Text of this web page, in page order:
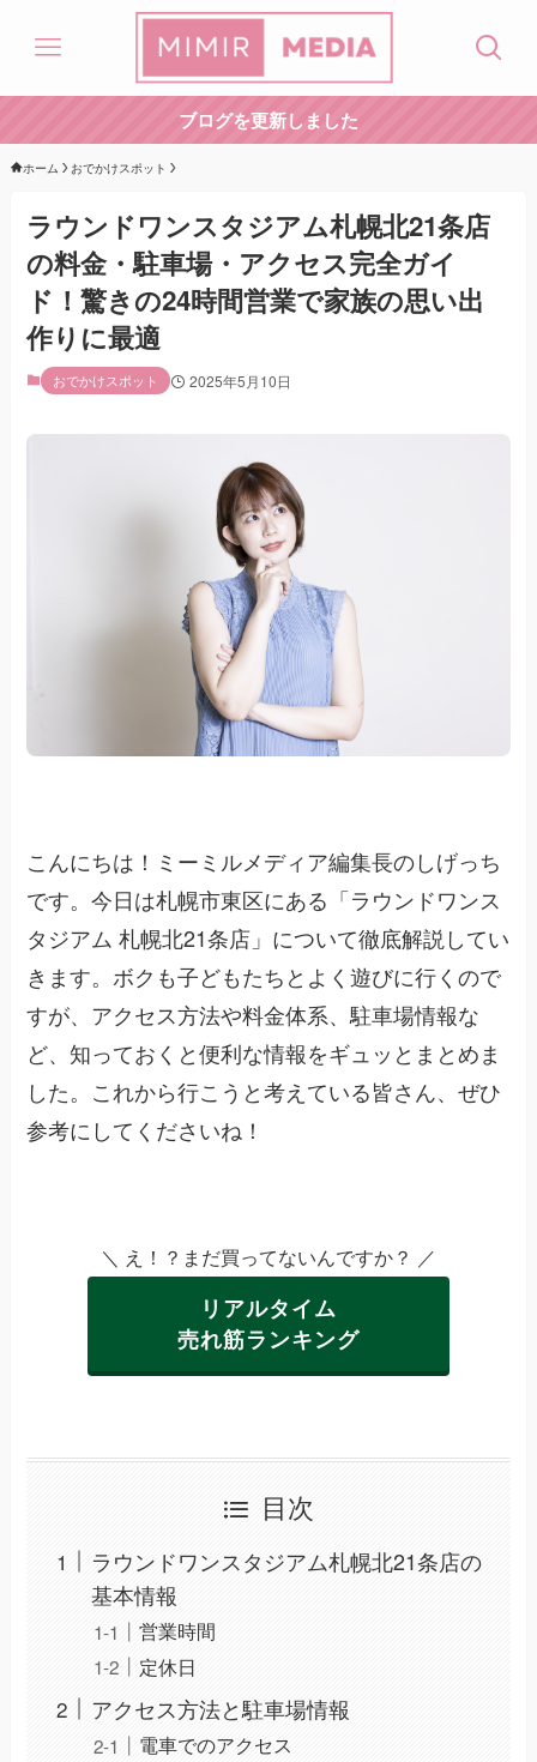
ブログを更新しました
ホーム おでかけスポット
ラウンドワンスタジアム札幌北21条店
の料金・駐車場・アクセス完全ガイ
ド！驚きの24時間営業で家族の思い出
作りに最適
おでかけスポット 2025年5月10日
こんにちは！ミーミルメディア編集長のしげっち
です。今日は札幌市東区にある「ラウンドワンス
タジアム 札幌北21条店」について徹底解説してい
きます。ボクも子どもたちとよく遊びに行くので
すが、アクセス方法や料金体系、駐車場情報な
ど、知っておくと便利な情報をギュッとまとめま
した。これから行こうと考えている皆さん、ぜひ
参考にしてくださいね！
＼ え！？まだ買ってないんですか？ ／
リアルタイム
売れ筋ランキング
目次
ラウンドワンスタジアム札幌北21条店の
基本情報
営業時間
定休日
アクセス方法と駐車場情報
電車でのアクセス